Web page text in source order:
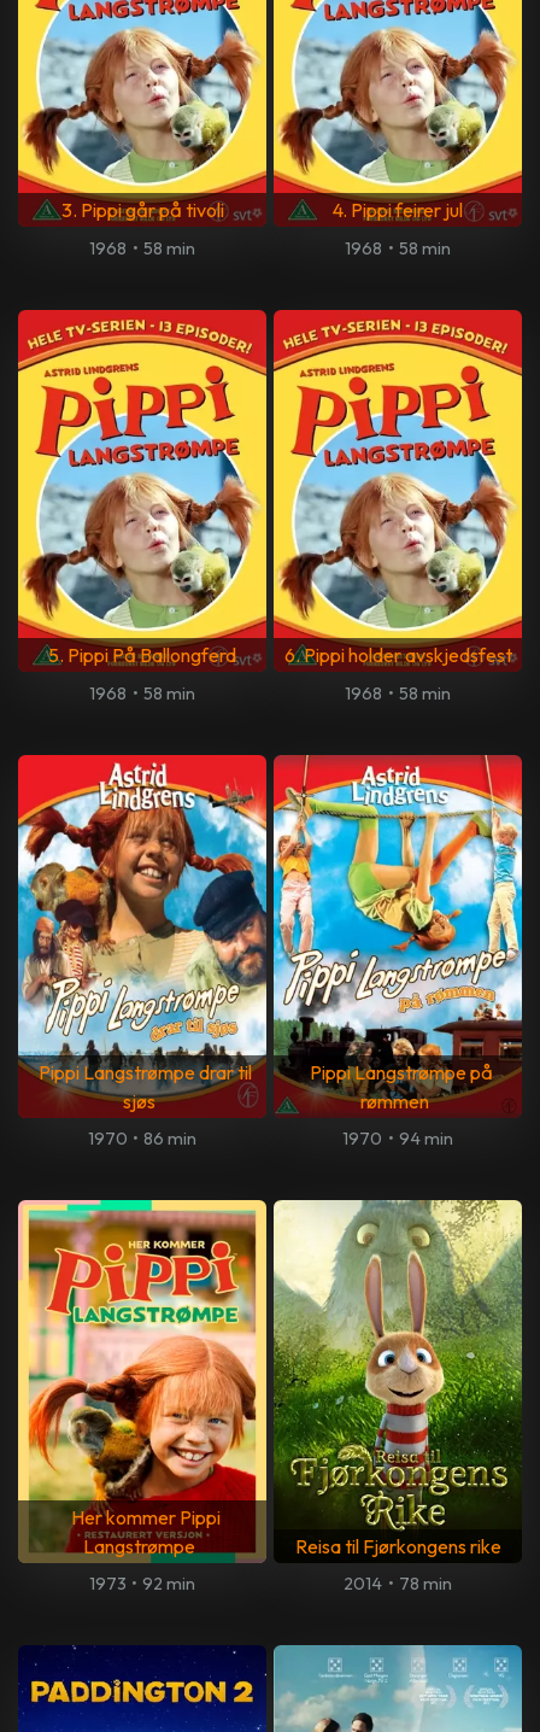
3. Pippi går på tivoli
1968 • 58 min
4. Pippi feirer jul
1968 • 58 min
5. Pippi På Ballongferd
1968 • 58 min
6. Pippi holder avskjedsfest
1968 • 58 min
Pippi Langstrømpe drar til
sjøs
1970 • 86 min
Pippi Langstrømpe på
rømmen
1970 • 94 min
Her kommer Pippi
Langstrømpe
1973 • 92 min
Reisa til Fjørkongens rike
2014 • 78 min